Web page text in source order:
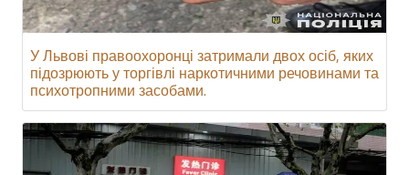
У Львові правоохоронці затримали двох осіб, яких
підозрюють у торгівлі наркотичними речовинами та
психотропними засобами.